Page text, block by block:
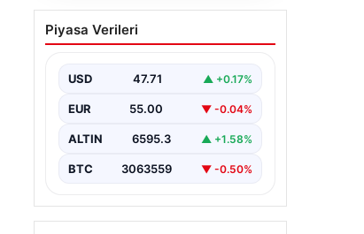
Fed faizi sabit tuttu
Piyasa Verileri
USD 47.71 ▲ +0.17%
EUR 55.00 ▼ -0.04%
ALTIN 6595.3 ▲ +1.58%
BTC 3063559 ▼ -0.50%